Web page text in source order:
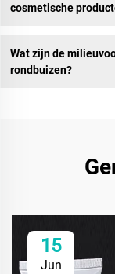
cosmetische
Wat zijn de
rondbuizen?
15
Jun